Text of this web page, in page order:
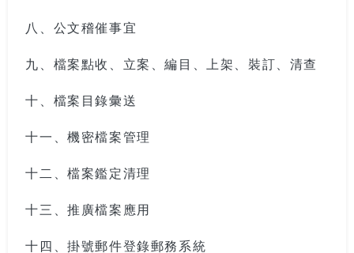
八、公文稽催事宜
九、檔案點收、立案、編目、上架、裝訂、清查
十、檔案目錄彙送
十一、機密檔案管理
十二、檔案鑑定清理
十三、推廣檔案應用
十四、掛號郵件登錄郵務系統